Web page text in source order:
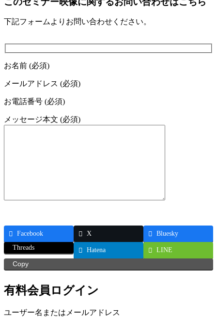
下記フォームよりお問い合わせください。
お名前 (必須)
メールアドレス (必須)
お電話番号 (必須)
メッセージ本文 (必須)
Facebook X
Bluesky
Threads
Hatena
LINE
Copy
有料会員ログイン
ユーザー名またはメールアドレス